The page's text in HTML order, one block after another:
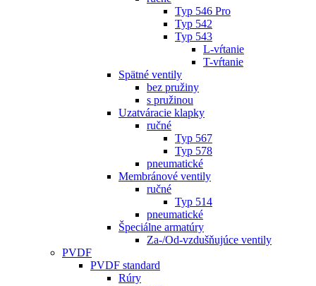
Typ 546 Pro
Typ 542
Typ 543
L-vŕtanie
T-vŕtanie
Spätné ventily
bez pružiny
s pružinou
Uzatváracie klapky
ručné
Typ 567
Typ 578
pneumatické
Membránové ventily
ručné
Typ 514
pneumatické
Špeciálne armatúry
Za-/Od-vzdušňujúce ventily
PVDF
PVDF standard
Rúry